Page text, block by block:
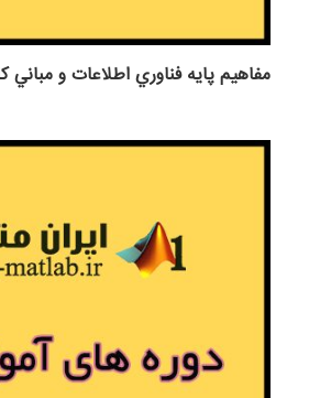
مفاهيم پايه فناوري اطلاعات و مباني